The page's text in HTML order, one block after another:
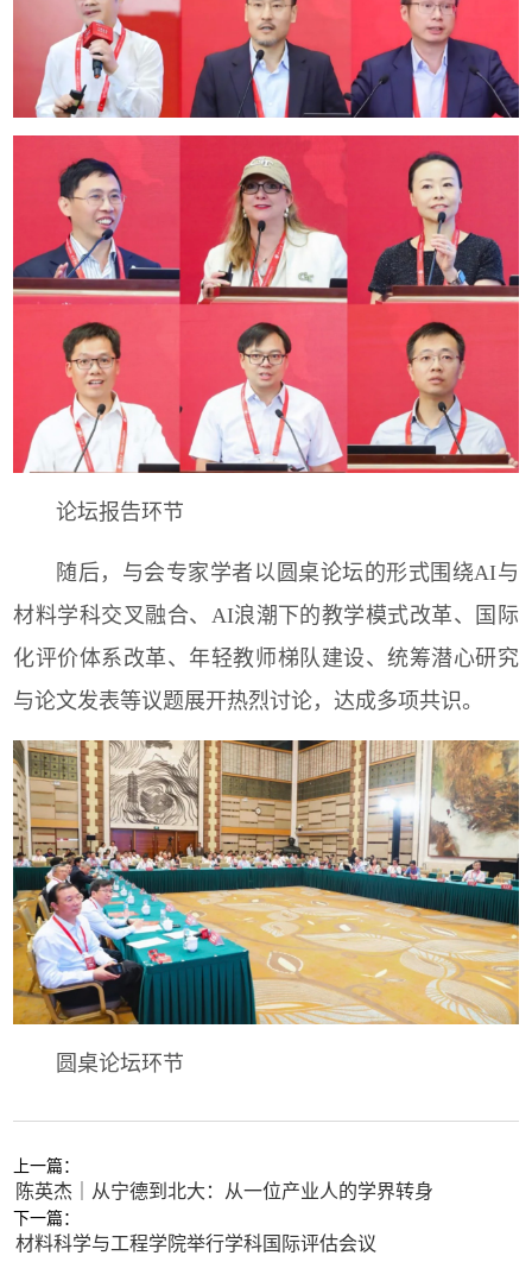
论坛报告环节
随后，与会专家学者以圆桌论坛的形式围绕AI与
材料学科交叉融合、 AI浪潮下的教学模式改革、国际
化评价体系改革、年轻教师梯队建设、统筹潜心研究
与论文发表等议题展开热烈讨论，达成多项共识。
圆桌论坛环节
上一篇：
陈英杰｜从宁德到北大：从一位产业人的学界转身
下一篇：
材料科学与工程学院举行学科国际评估会议